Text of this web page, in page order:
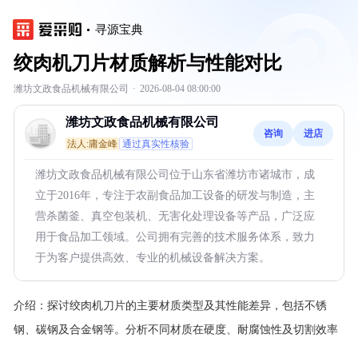
寻源宝典
绞肉机刀片材质解析与性能对比
潍坊文政食品机械有限公司 · 2026-08-04 08:00:00
潍坊文政食品机械有限公司
法人:庸金峰 通过真实性核验
咨询 进店
潍坊文政食品机械有限公司位于山东省潍坊市诸城市，成
立于2016年，专注于农副食品加工设备的研发与制造，主
营杀菌釜、真空包装机、无害化处理设备等产品，广泛应
用于食品加工领域。公司拥有完善的技术服务体系，致力
于为客户提供高效、专业的机械设备解决方案。
介绍： 探讨绞肉机刀片的主要材质类型及其性能差异，包括不锈
钢、碳钢及合金钢等。分析不同材质在硬度、耐腐蚀性及切割效率